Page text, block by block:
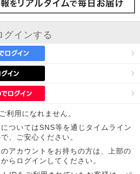
グインする
利用になれません。
ついてはSNS等を通じタイムライン
、ご安心ください。
アカウントをお持ちの方は、上部の
らログインしてください。